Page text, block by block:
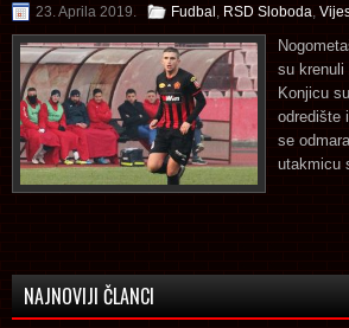
23. Aprila 2019. Fudbal RSD Sloboda
su krenuli
Konjicu
odredište
se
utakmicu
NAJNOVIJI ČLANCI